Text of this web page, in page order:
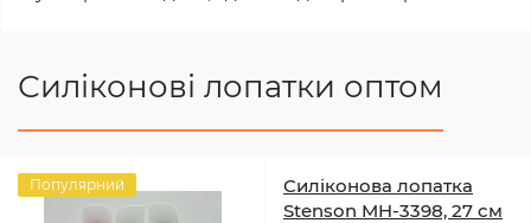
Силіконові лопатки оптом
Популярний
Силіконова лопатка
Stenson MH-3398, 27 см